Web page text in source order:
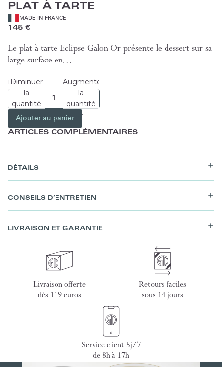
PLAT À TARTE
MADE IN FRANCE
145 €
Le plat à tarte Eclipse Galon Or présente le dessert sur sa
large surface en…
Lire plus
Diminuer
la
quantité
Augmenter
la
quantité
Ajouter au panier
ARTICLES COMPLÉMENTAIRES
DÉTAILS
CONSEILS D’ENTRETIEN
LIVRAISON ET GARANTIE
Livraison offerte
dès 119 euros
Retours faciles
sous 14 jours
Service client 5j/7
de 8h à 17h